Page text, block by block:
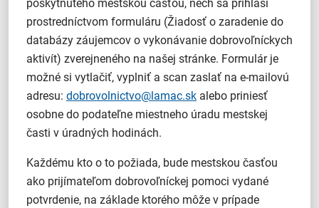
poskytnutého mestskou časťou, nech sa prihlási
prostredníctvom formuláru (Žiadosť o zaradenie do
databázy záujemcov o vykonávanie dobrovoľníckych
aktivít) zverejneného na našej stránke. Formulár je
možné si vytlačiť, vyplniť a scan zaslať na e-mailovú
adresu: dobrovolnictvo@lamac.sk alebo priniesť
osobne do podateľne miestneho úradu mestskej
časti v úradných hodinách.
Každému kto o to požiada, bude mestskou časťou
ako prijímateľom dobrovoľníckej pomoci vydané
potvrdenie, na základe ktorého môže v prípade